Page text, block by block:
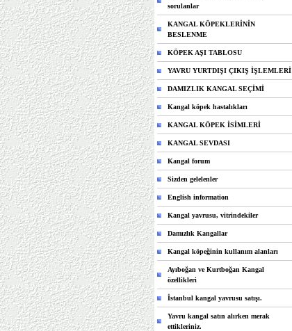
sorulanlar
KANGAL KÖPEKLERİNİN
BESLENME
KÖPEK AŞI TABLOSU
YAVRU YURTDIŞI ÇIKIŞ İŞLEMLERİ
DAMIZLIK KANGAL SEÇİMİ
Kangal köpek hastalıkları
KANGAL KÖPEK İSİMLERİ
KANGAL SEVDASI
Kangal forum
Sizden gelelenler
English information
Kangal yavrusu, vitrindekiler
Damızlık Kangallar
Kangal köpeğinin kullanım alanları
Ayıboğan ve Kurtboğan Kangal
özellikleri
İstanbul kangal yavrusu satışı.
Yavru kangal satın alırken merak
ettikleriniz.